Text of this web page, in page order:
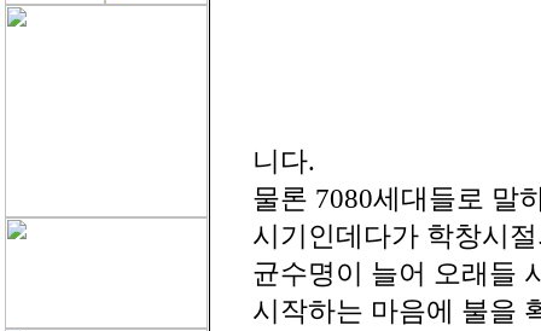
니다.
물론 7080세대들로 말
시기인데다가 학창시
균수명이 늘어 오래들
시작하는 마음에 불을